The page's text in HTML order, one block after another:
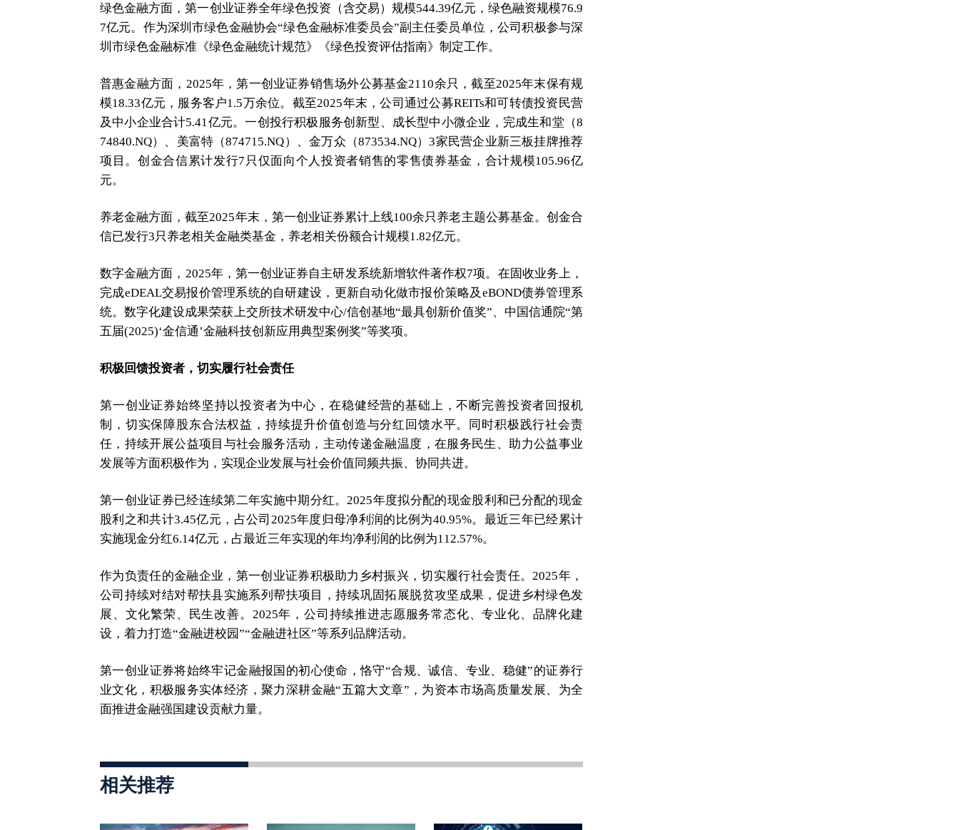
绿色金融方面，第一创业证券全年绿色投资（含交易）规模544.39亿元，绿色融资规模76.9
7亿元。作为深圳市绿色金融协会“绿色金融标准委员会”副主任委员单位，公司积极参与深
圳市绿色金融标准《绿色金融统计规范》《绿色投资评估指南》制定工作。
普惠金融方面，2025年，第一创业证券销售场外公募基金2110余只，截至2025年末保有规
模18.33亿元，服务客户1.5万余位。截至2025年末，公司通过公募REITs和可转债投资民营
及中小企业合计5.41亿元。一创投行积极服务创新型、成长型中小微企业，完成生和堂（8
74840.NQ）、美富特（874715.NQ）、金万众（873534.NQ）3家民营企业新三板挂牌推荐
项目。创金合信累计发行7只仅面向个人投资者销售的零售债券基金，合计规模105.96亿
元。
养老金融方面，截至2025年末，第一创业证券累计上线100余只养老主题公募基金。创金合
信已发行3只养老相关金融类基金，养老相关份额合计规模1.82亿元。
数字金融方面，2025年，第一创业证券自主研发系统新增软件著作权7项。在固收业务上，
完成eDEAL交易报价管理系统的自研建设，更新自动化做市报价策略及eBOND债券管理系
统。数字化建设成果荣获上交所技术研发中心/信创基地“最具创新价值奖”、中国信通院“第
五届(2025)‘金信通’金融科技创新应用典型案例奖”等奖项。
积极回馈投资者，切实履行社会责任
第一创业证券始终坚持以投资者为中心，在稳健经营的基础上，不断完善投资者回报机
制，切实保障股东合法权益，持续提升价值创造与分红回馈水平。同时积极践行社会责
任，持续开展公益项目与社会服务活动，主动传递金融温度，在服务民生、助力公益事业
发展等方面积极作为，实现企业发展与社会价值同频共振、协同共进。
第一创业证券已经连续第二年实施中期分红。2025年度拟分配的现金股利和已分配的现金
股利之和共计3.45亿元，占公司2025年度归母净利润的比例为40.95%。最近三年已经累计
实施现金分红6.14亿元，占最近三年实现的年均净利润的比例为112.57%。
作为负责任的金融企业，第一创业证券积极助力乡村振兴，切实履行社会责任。2025年，
公司持续对结对帮扶县实施系列帮扶项目，持续巩固拓展脱贫攻坚成果，促进乡村绿色发
展、文化繁荣、民生改善。2025年，公司持续推进志愿服务常态化、专业化、品牌化建
设，着力打造“金融进校园”“金融进社区”等系列品牌活动。
第一创业证券将始终牢记金融报国的初心使命，恪守“合规、诚信、专业、稳健”的证券行
业文化，积极服务实体经济，聚力深耕金融“五篇大文章”，为资本市场高质量发展、为全
面推进金融强国建设贡献力量。
相关推荐